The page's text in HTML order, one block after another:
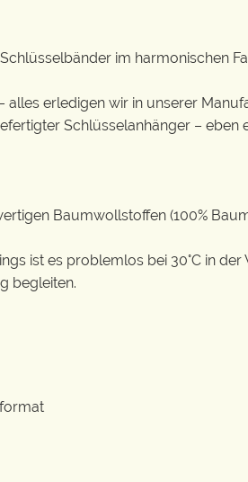
im harmonischen
erledigen wir in unserer
Schlüsselanhänger – eben
Baumwollstoffen (100%
ist es problemlos bei 30°C in der
begleiten.